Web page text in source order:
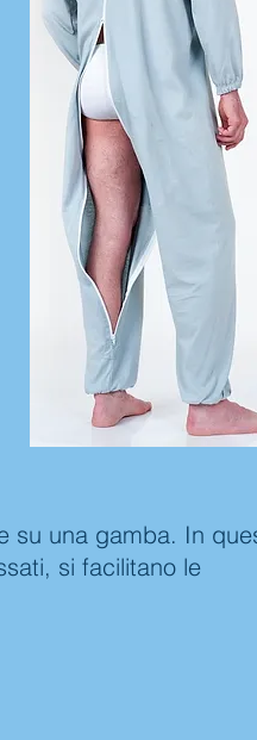
su una gamba. In
si facilitano le